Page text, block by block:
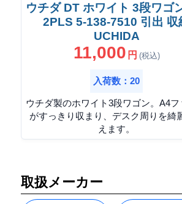
ウチダ DT ホワイト 3段ワゴ
2PLS 5-138-7510 引出 収
UCHIDA
11,000 円 (税込)
入荷数：20
ウチダ製のホワイト3段ワゴン。A4フ
がすっきり収まり、デスク周りを綺
えます。
取扱メーカー